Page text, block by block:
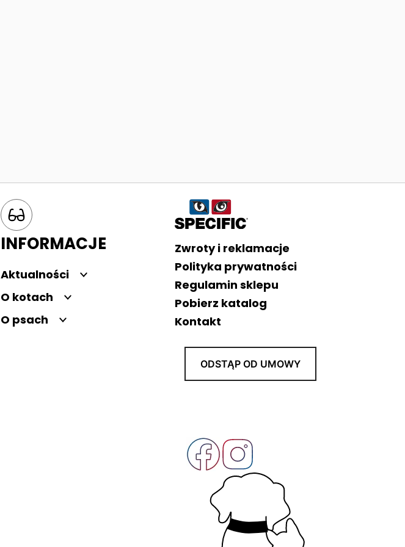
INFORMACJE
Aktualności
O kotach
O psach
Informacje o sklepie
Zwroty i reklamacje
Polityka prywatności
Regulamin sklepu
Pobierz katalog
Kontakt